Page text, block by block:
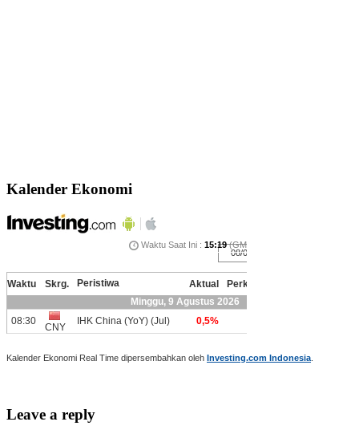
Kalender Ekonomi
Kalender Ekonomi Real Time dipersembahkan oleh Investing.com Indonesia
Leave a reply